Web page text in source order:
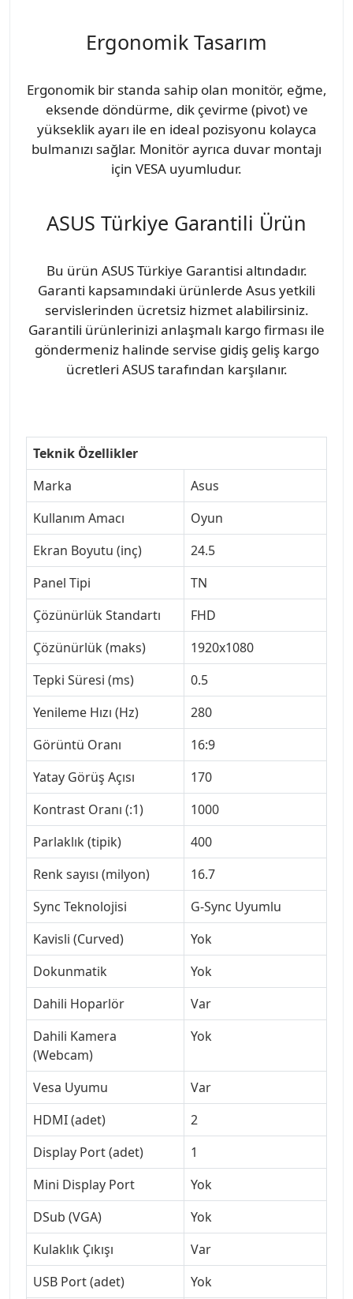
Ergonomik Tasarım
Ergonomik bir standa sahip olan monitör, eğme,
eksende döndürme, dik çevirme (pivot) ve
yükseklik ayarı ile en ideal pozisyonu kolayca
bulmanızı sağlar. Monitör ayrıca duvar montajı
için VESA uyumludur.
ASUS Türkiye Garantili Ürün
Bu ürün ASUS Türkiye Garantisi altındadır.
Garanti kapsamındaki ürünlerde Asus yetkili
servislerinden ücretsiz hizmet alabilirsiniz.
Garantili ürünlerinizi anlaşmalı kargo firması ile
göndermeniz halinde servise gidiş geliş kargo
ücretleri ASUS tarafından karşılanır.
Teknik Özellikler
Marka
Asus
Kullanım Amacı
Oyun
Ekran Boyutu (inç)
24.5
Panel Tipi
TN
Çözünürlük Standartı
FHD
Çözünürlük (maks)
1920x1080
Tepki Süresi (ms)
0.5
Yenileme Hızı (Hz)
280
Görüntü Oranı
16:9
Yatay Görüş Açısı
170
Kontrast Oranı (:1)
1000
Parlaklık (tipik)
400
Renk sayısı (milyon)
16.7
Sync Teknolojisi
G-Sync Uyumlu
Kavisli (Curved)
Yok
Dokunmatik
Yok
Dahili Hoparlör
Var
Dahili Kamera
(Webcam)
Yok
Vesa Uyumu
Var
HDMI (adet)
2
Display Port (adet)
1
Mini Display Port
Yok
DSub (VGA)
Yok
Kulaklık Çıkışı
Var
USB Port (adet)
Yok